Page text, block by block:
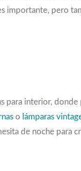
importante, pero
para interior,
o lámparas
de noche para